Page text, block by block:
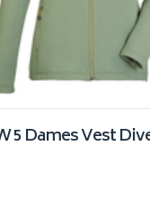
5 Dames Vest